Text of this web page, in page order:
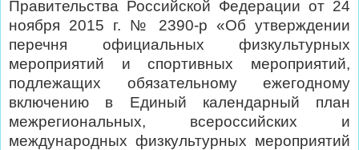
Правительства Российской Федерации от 24
ноября 2015 г. № 2390-р «Об утверждении
перечня официальных физкультурных
мероприятий и спортивных мероприятий,
подлежащих обязательному ежегодному
включению в Единый календарный план
межрегиональных, всероссийских и
международных физкультурных мероприятий